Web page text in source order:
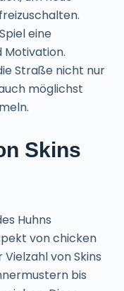
eine
Motivation.
Straße nicht nur
möglichst
Skins
Huhns
von chicken
von Skins
bis